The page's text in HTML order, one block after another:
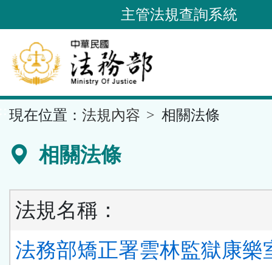
到
要
內
容
區
主管法規查詢系統
現在位置： 法規內容 相關法條
相關法條
法規名稱：
法務部矯正署雲林監獄康樂